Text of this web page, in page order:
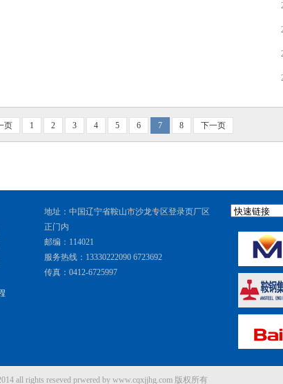
页 1 2 3 4 5 6 7 8 下一页
地址：中国辽宁省鞍山市沙龙专区登录页厂区
正门内
邮编：114021
服务热线：13330222090 6723692
传真：0412-6725997
all rights reseved prwered by www.cqxjjhg.com 版权所有